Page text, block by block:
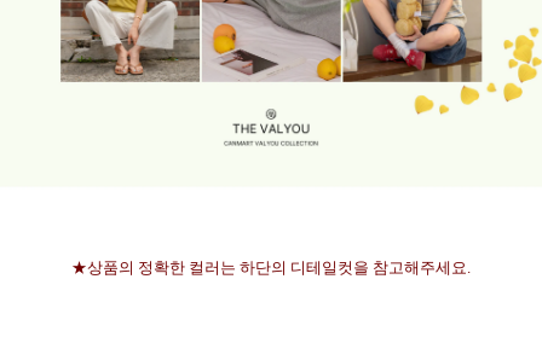
★상품의 정확한 컬러는 하단의 디테일컷을 참고해주세요.